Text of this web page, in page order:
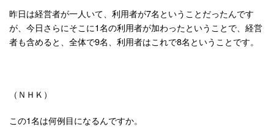
昨日は経営者が一人いて、利用者が7名ということだったんです
が、今日さらにそこに1名の利用者が加わったということで、経営
者も含めると、全体で9名、利用者はこれで8名ということです。
（ＮＨＫ）
この1名は何例目になるんですか。